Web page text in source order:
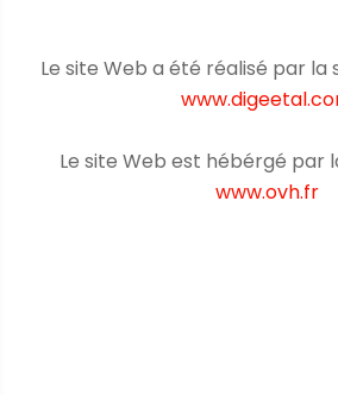
Le site Web a été réalisé par la
Le site Web est hébérgé par
www.ovh.fr